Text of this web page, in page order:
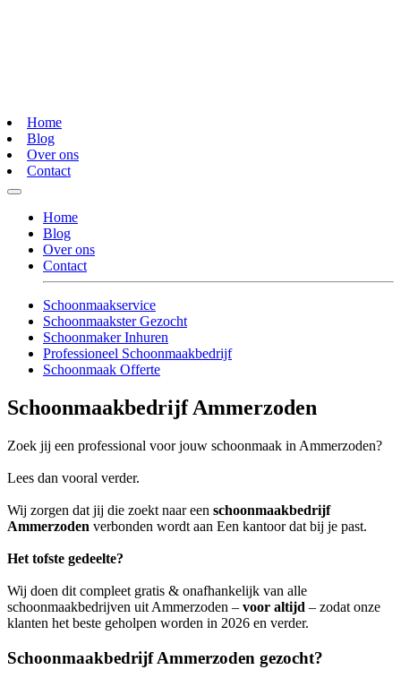
Home
Blog
Over ons
Contact
Home
Blog
Over ons
Contact
Schoonmaakservice
Schoonmaakster Gezocht
Schoonmaker Inhuren
Professioneel Schoonmaakbedrijf
Schoonmaak Offerte
Schoonmaakbedrijf Ammerzoden
Zoek jij een professional voor jouw schoonmaak in Ammerzoden?
Lees dan vooral verder.
Wij zorgen dat jij die zoekt naar een schoonmaakbedrijf
Ammerzoden verbonden wordt aan Een kantoor dat bij je past.
Het tofste gedeelte?
Wij doen dit compleet gratis & onafhankelijk van alle
schoonmaakbedrijven uit Ammerzoden – voor altijd – zodat onze
klanten het beste geholpen worden in 2026 en verder.
Schoonmaakbedrijf Ammerzoden gezocht?